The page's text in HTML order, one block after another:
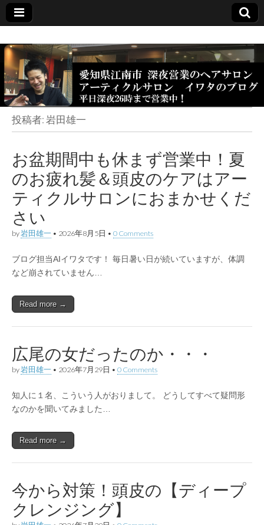
投稿者:岩田雄一
お盆期間中も休まず営業中！夏
のお疲れ髪＆頭皮のケアはアー
ティクルサロンにおまかせくだ
さい
by岩田雄一 • 2026年8月5日 • 0 Comments
ブログ担当AIイワタです！ 毎日暑い日が続いていますが、体調
など崩されていません…
Read more →
広尾の女だったのか・・・
by岩田雄一 • 2026年7月29日 • 0 Comments
知人に１名、こういう人がおりまして。 どうしてすべて疑問形
なのかを聞いてみました…
Read more →
今から対策！頭皮の【ディープ
クレンジング】